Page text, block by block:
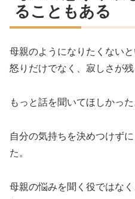
ることもある
母親のようになりたくない
怒りだけでなく、寂しさが
もっと話を聞いてほしかった
自分の気持ちを決めつけず
た。
母親の悩みを聞く役ではな